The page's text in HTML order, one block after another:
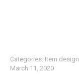
Categories: Item design
March 11, 2020